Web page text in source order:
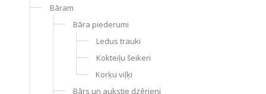
Bāram
Bāra piederumi
Ledus trauki
Kokteiļu šeikeri
Korķu viļķi
Bārs un aukstie dzērieni